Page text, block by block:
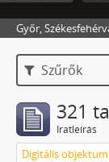
Győr,
Szűrők
321
Iratleírás
Digitális